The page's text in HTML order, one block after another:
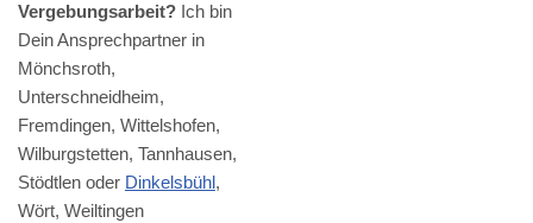
Vergebungsarbeit? Ich bin
Dein Ansprechpartner in
Mönchsroth,
Unterschneidheim,
Fremdingen, Wittelshofen,
Wilburgstetten, Tannhausen,
Stödtlen oder Dinkelsbühl,
Wört, Weiltingen